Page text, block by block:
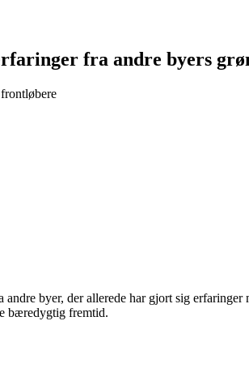
fra andre byers
byer, der allerede har gjort sig
bæredygtig fremtid.